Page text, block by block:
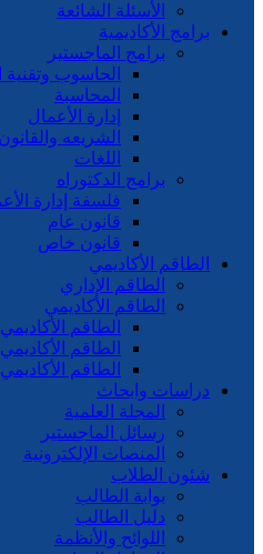
الأسئلة الشائعة
برامج الأكاديمية
برامج الماجستير
الحاسوب وتقنية
المحاسبة
إدارة الأعمال
الشريعه والقانون
اللغات
برامج الدكتوراه
فلسفة إدارة
قانون عام
قانون خاص
الطاقم الأكاديمي
الطاقم الإداري
الطاقم الأكاديمي
الطاقم
الطاقم
الطاقم
دراسات وابحاث
المجلة العلمية
رسائل الماجستير
المنصات الإلكترونية
شئون الطلاب
بوابة الطالب
دليل الطالب
اللوائح والأنظمة